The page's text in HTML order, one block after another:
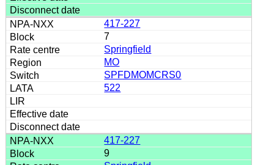
417-227
7
Springfield
MO
SPFDMOMCRS0
522
417-227
9